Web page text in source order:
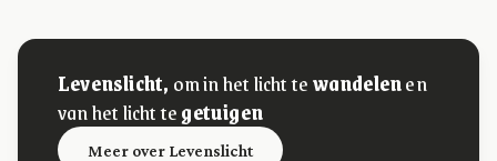
Levenslicht, om in het licht tewandelenen
van het licht tegetuigen
Meer over Levenslicht